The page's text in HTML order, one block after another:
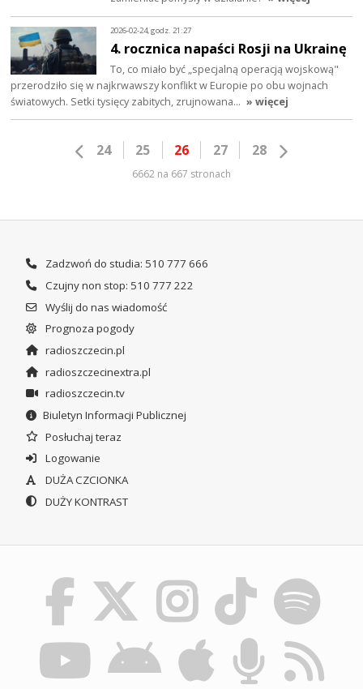
2026-02-24, godz. 21:27
4. rocznica napaści Rosji na Ukrainę
To, co miało być „specjalną operacją wojskową"
przerodziło się w najkrwawszy konflikt w Europie po obu wojnach
światowych. Setki tysięcy zabitych, zrujnowana… » więcej
24 25 26 27 28
6662 na 667 stronach
Zadzwoń do studia: 510 777 666
Czujny non stop: 510 777 222
Wyślij do nas wiadomość
Prognoza pogody
radioszczecin.pl
radioszczecinextra.pl
radioszczecin.tv
Biuletyn Informacji Publicznej
Posłuchaj teraz
Logowanie
DUŻA CZCIONKA
DUŻY KONTRAST